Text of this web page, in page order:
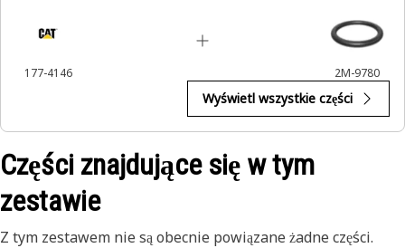
177-4146 2M-9780
Wyświetl wszystkie części
Części znajdujące się w tym
zestawie
Z tym zestawem nie są obecnie powiązane żadne części.